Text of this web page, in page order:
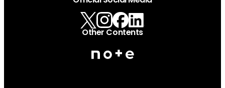
Other Contents